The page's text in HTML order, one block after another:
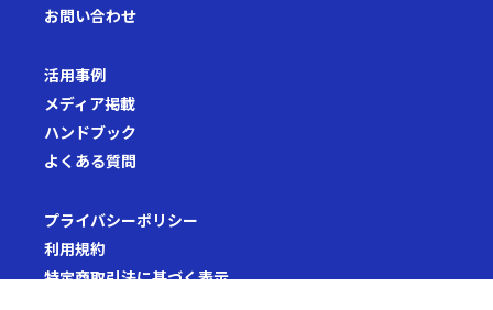
お問い合わせ
活用事例
メディア掲載
ハンドブック
よくある質問
プライバシーポリシー
利用規約
特定商取引法に基づく表示